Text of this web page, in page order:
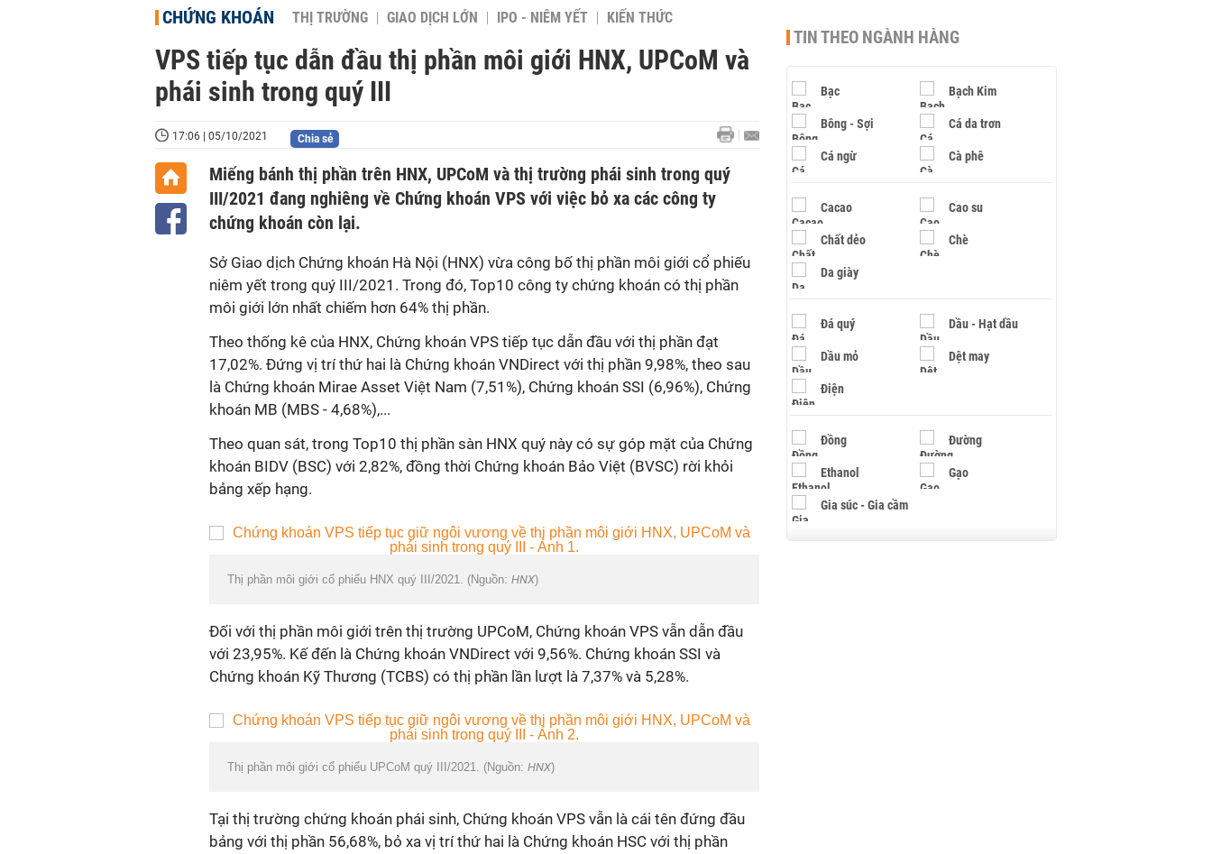
CHỨNG KHOÁN THỊ TRƯỜNG GIAO DỊCH LỚN IPO - NIÊM YẾT KIẾN THỨC
VPS tiếp tục dẫn đầu thị phần môi giới HNX, UPCoM và
phái sinh trong quý III
17:06 | 05/10/2021 Chia sẻ
Miếng bánh thị phần trên HNX, UPCoM và thị trường phái sinh trong quý
III/2021 đang nghiêng về Chứng khoán VPS với việc bỏ xa các công ty
chứng khoán còn lại.
Sở Giao dịch Chứng khoán Hà Nội (HNX) vừa công bố thị phần môi giới cổ phiếu
niêm yết trong quý III/2021. Trong đó, Top10 công ty chứng khoán có thị phần
môi giới lớn nhất chiếm hơn 64% thị phần.
Theo thống kê của HNX, Chứng khoán VPS tiếp tục dẫn đầu với thị phần đạt
17,02%. Đứng vị trí thứ hai là Chứng khoán VNDirect với thị phần 9,98%, theo sau
là Chứng khoán Mirae Asset Việt Nam (7,51%), Chứng khoán SSI (6,96%), Chứng
khoán MB (MBS - 4,68%),...
Theo quan sát, trong Top10 thị phần sàn HNX quý này có sự góp mặt của Chứng
khoán BIDV (BSC) với 2,82%, đồng thời Chứng khoán Bảo Việt (BVSC) rời khỏi
bảng xếp hạng.
Thị phần môi giới cổ phiếu HNX quý III/2021. (Nguồn: HNX)
Đối với thị phần môi giới trên thị trường UPCoM, Chứng khoán VPS vẫn dẫn đầu
với 23,95%. Kế đến là Chứng khoán VNDirect với 9,56%. Chứng khoán SSI và
Chứng khoán Kỹ Thương (TCBS) có thị phần lần lượt là 7,37% và 5,28%.
Thị phần môi giới cổ phiếu UPCoM quý III/2021. (Nguồn: HNX)
Tại thị trường chứng khoán phái sinh, Chứng khoán VPS vẫn là cái tên đứng đầu
bảng với thị phần 56,68%, bỏ xa vị trí thứ hai là Chứng khoán HSC với thị phần
TIN THEO NGÀNH HÀNG
Bạc Bạch Kim
Bông - Sợi Cá da trơn
Cá ngừ Cà phê
Cacao Cao su
Chất dẻo Chè
Da giày
Đá quý Dầu - Hạt dầu
Dầu mỏ Dệt may
Điện
Đồng Đường
Ethanol Gạo
Gia súc - Gia cầm